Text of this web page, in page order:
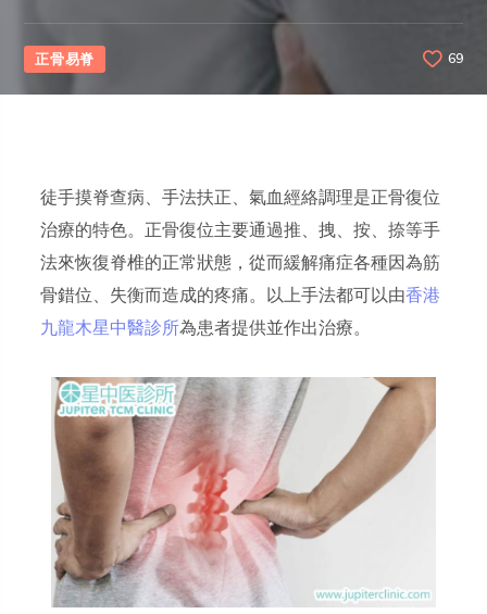
正骨易脊 69
徒手摸脊查病、手法扶正、氣血經絡調理是正骨復位
治療的特色。正骨復位主要通過推、拽、按、捺等手
法來恢復脊椎的正常狀態，從而緩解痛症各種因為筋
骨錯位、失衡而造成的疼痛。以上手法都可以由香港
九龍木星中醫診所為患者提供並作出治療。